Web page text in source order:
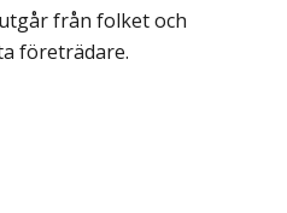
från folket och
företrädare.